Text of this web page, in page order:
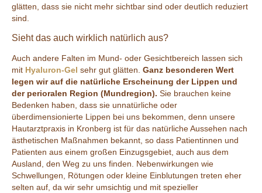
glätten, dass sie nicht mehr sichtbar sind oder deutlich reduziert
sind.
Sieht das auch wirklich natürlich aus?
Auch andere Falten im Mund- oder Gesichtbereich lassen sich
mit Hyaluron-Gel sehr gut glätten. Ganz besonderen Wert
legen wir auf die natürliche Erscheinung der Lippen und
der perioralen Region (Mundregion). Sie brauchen keine
Bedenken haben, dass sie unnatürliche oder
überdimensionierte Lippen bei uns bekommen, denn unsere
Hautarztpraxis in Kronberg ist für das natürliche Aussehen nach
ästhetischen Maßnahmen bekannt, so dass Patientinnen und
Patienten aus einem großen Einzugsgebiet, auch aus dem
Ausland, den Weg zu uns finden. Nebenwirkungen wie
Schwellungen, Rötungen oder kleine Einblutungen treten eher
selten auf, da wir sehr umsichtig und mit spezieller